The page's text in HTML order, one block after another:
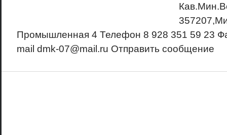
Промышленная 4 Телефон 8 928 351 59 23
mail dmk-07@mail.ru Отправить сообщение